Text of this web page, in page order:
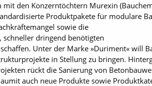
mit den Konzerntöchtern Murexin
Produktpakete für modulare
sowie die
schneller dringend benötigten
Unter der Marke »Duriment« will
in Stellung zu bringen.
rückt die Sanierung von
auch neue Produkte sowie